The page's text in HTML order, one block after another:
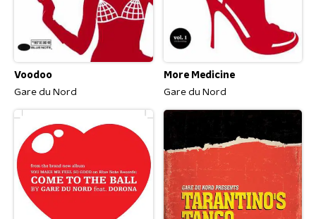
Voodoo
Gare du Nord
More Medicine
Gare du Nord